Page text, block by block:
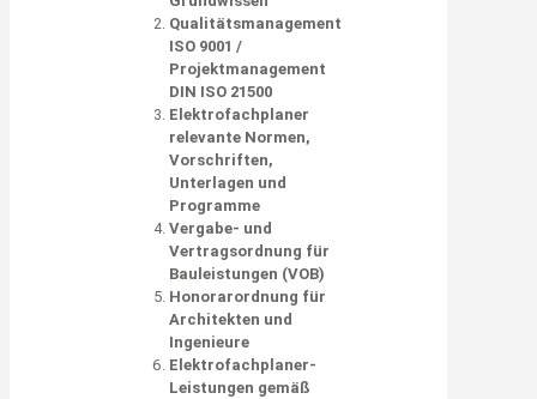
Qualitätsmanagement
ISO 9001 /
Projektmanagement
DIN ISO 21500
Elektrofachplaner
relevante Normen,
Vorschriften,
Unterlagen und
Programme
Vergabe- und
Vertragsordnung für
Bauleistungen (VOB)
Honorarordnung für
Architekten und
Ingenieure
Elektrofachplaner-
Leistungen gemäß